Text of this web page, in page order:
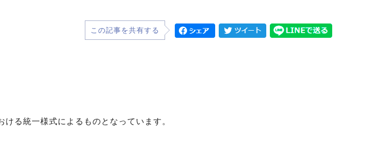
この記事を共有する
る統一様式によるものとなっています。